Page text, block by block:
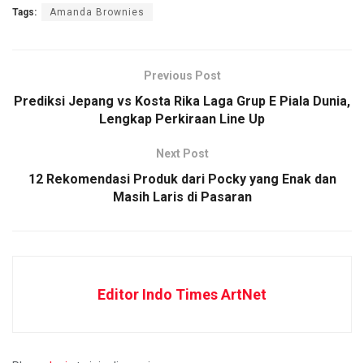
Tags: Amanda Brownies
Previous Post
Prediksi Jepang vs Kosta Rika Laga Grup E Piala Dunia,
Lengkap Perkiraan Line Up
Next Post
12 Rekomendasi Produk dari Pocky yang Enak dan
Masih Laris di Pasaran
Editor Indo Times ArtNet